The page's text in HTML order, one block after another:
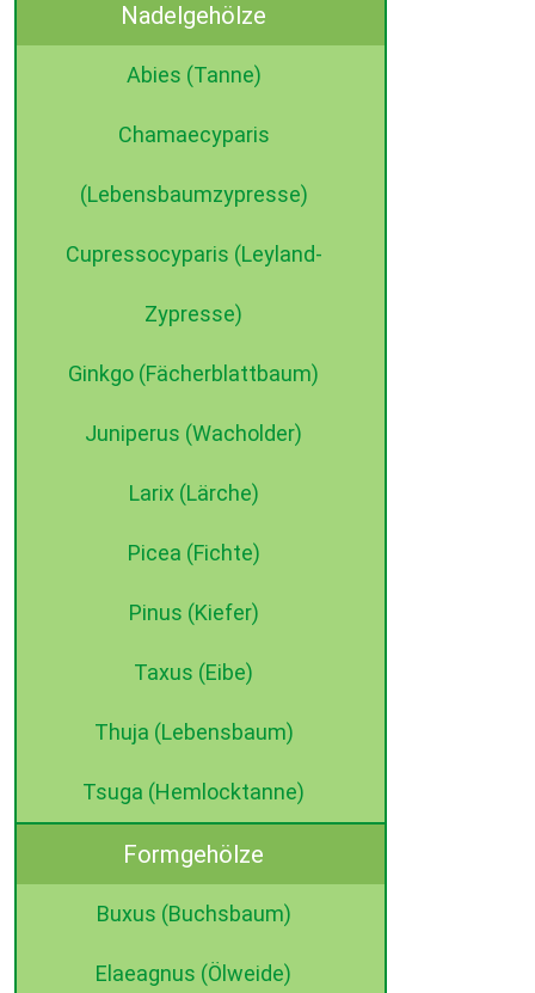
Nadelgehölze
Abies (Tanne)
Chamaecyparis
(Lebensbaumzypresse)
Cupressocyparis (Leyland-
Zypresse)
Ginkgo (Fächerblattbaum)
Juniperus (Wacholder)
Larix (Lärche)
Picea (Fichte)
Pinus (Kiefer)
Taxus (Eibe)
Thuja (Lebensbaum)
Tsuga (Hemlocktanne)
Formgehölze
Buxus (Buchsbaum)
Elaeagnus (Ölweide)